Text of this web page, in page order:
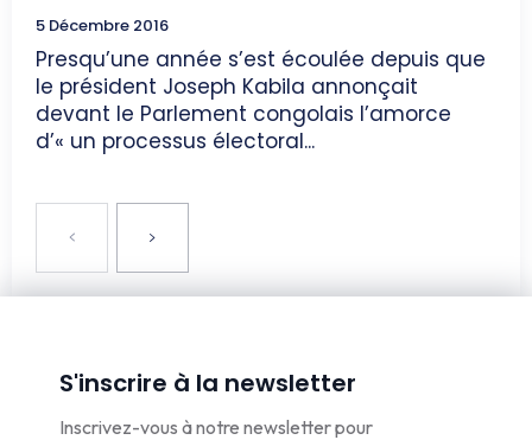
5 Décembre 2016
Presqu’une année s’est écoulée depuis que
le président Joseph Kabila annonçait
devant le Parlement congolais l’amorce
d’« un processus électoral...
S'inscrire à la newsletter
Inscrivez-vous à notre newsletter pour